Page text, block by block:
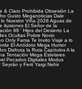
& Claro Prohibida Obsesión La
Gusto Meganoticias Dale
Nuestro Viña 2026 Aguas de
ilusiones El Señor de la
98 ' Hijos del Desierto La
Ocultas Pobre Novio
Only Fama Te Invito Viaje a lo
El Antídoto Mega Humor
Disfruta la Ruta CapítulosA la
Tentación Mega Estelares
Pecados Digitales Modus
Seyrán y Ferit Yargi Nehir